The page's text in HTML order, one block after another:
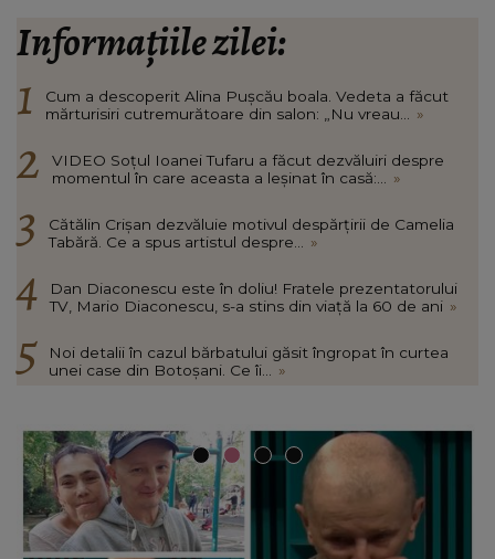
Informațiile zilei:
Cum a descoperit Alina Pușcău boala. Vedeta a făcut
mărturisiri cutremurătoare din salon: „Nu vreau...
»
VIDEO Soțul Ioanei Tufaru a făcut dezvăluiri despre
momentul în care aceasta a leșinat în casă:...
»
Cătălin Crișan dezvăluie motivul despărțirii de Camelia
Tabără. Ce a spus artistul despre...
»
Dan Diaconescu este în doliu! Fratele prezentatorului
TV, Mario Diaconescu, s-a stins din viață la 60 de ani »
Noi detalii în cazul bărbatului găsit îngropat în curtea
unei case din Botoșani. Ce îi...
»